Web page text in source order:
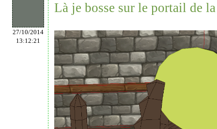
27/10/2014
13:12:21
Là je bosse sur le portail de